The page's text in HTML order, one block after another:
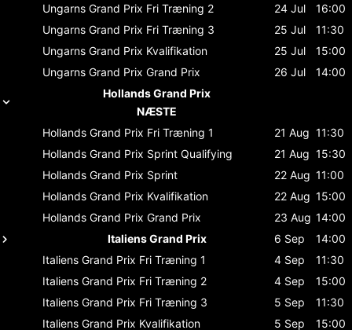
Ungarns Grand Prix Fri Træning 2 24 Jul
16:00
Ungarns Grand Prix Fri Træning 3 25 Jul
11:30
Ungarns Grand Prix Kvalifikation 25 Jul
15:00
Ungarns Grand Prix Grand Prix 26 Jul
14:00
Hollands Grand Prix
NÆSTE
Hollands Grand Prix Fri Træning 1 21 Aug 11:30
Hollands Grand Prix Sprint Qualifying 21 Aug 15:30
Hollands Grand Prix Sprint 22 Aug 11:00
Hollands Grand Prix Kvalifikation 22 Aug 15:00
Hollands Grand Prix Grand Prix 23 Aug 14:00
Italiens Grand Prix
6 Sep
14:00
Italiens Grand Prix Fri Træning 1 4 Sep
11:30
Italiens Grand Prix Fri Træning 2 4 Sep
15:00
Italiens Grand Prix Fri Træning 3 5 Sep
11:30
Italiens Grand Prix Kvalifikation 5 Sep 15:00